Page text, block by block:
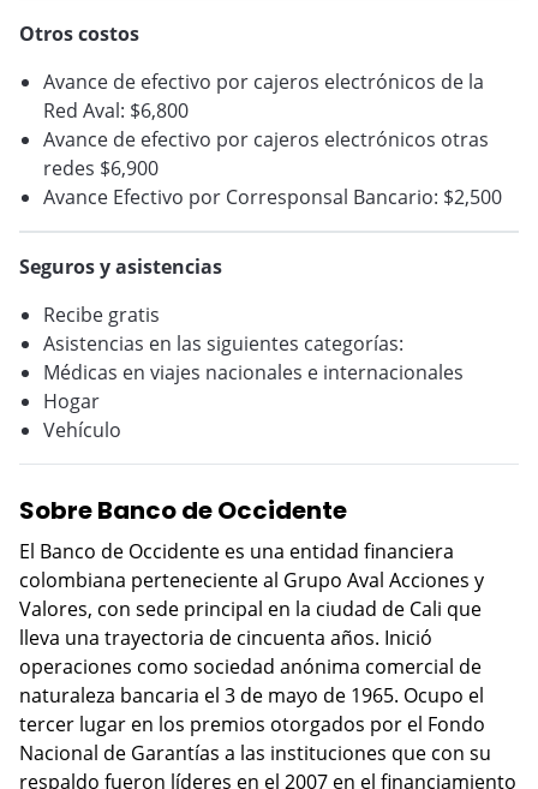
Otros costos
Avance de efectivo por cajeros electrónicos de la
Red Aval: $6,800
Avance de efectivo por cajeros electrónicos otras
redes $6,900
Avance Efectivo por Corresponsal Bancario: $2,500
Seguros y asistencias
Recibe gratis
Asistencias en las siguientes categorías:
Médicas en viajes nacionales e internacionales
Hogar
Vehículo
Sobre Banco de Occidente
El Banco de Occidente es una entidad financiera
colombiana perteneciente al Grupo Aval Acciones y
Valores, con sede principal en la ciudad de Cali que
lleva una trayectoria de cincuenta años. Inició
operaciones como sociedad anónima comercial de
naturaleza bancaria el 3 de mayo de 1965. Ocupo el
tercer lugar en los premios otorgados por el Fondo
Nacional de Garantías a las instituciones que con su
respaldo fueron líderes en el 2007 en el financiamiento